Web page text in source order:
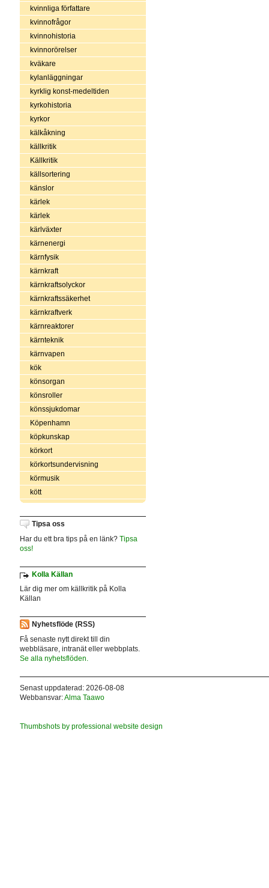
kvinnliga författare
kvinnofrågor
kvinnohistoria
kvinnorörelser
kväkare
kylanläggningar
kyrklig konst-medeltiden
kyrkohistoria
kyrkor
kälkåkning
källkritik
Källkritik
källsortering
känslor
kärlek
kärlek
kärlväxter
kärnenergi
kärnfysik
kärnkraft
kärnkraftsolyckor
kärnkraftssäkerhet
kärnkraftverk
kärnreaktorer
kärnteknik
kärnvapen
kök
könsorgan
könsroller
könssjukdomar
Köpenhamn
köpkunskap
körkort
körkortsundervisning
körmusik
kött
Tipsa oss
Har du ett bra tips på en länk? Tipsa
oss!
Kolla Källan
Lär dig mer om källkritik på Kolla
Källan
Nyhetsflöde (RSS)
Få senaste nytt direkt till din
webbläsare, intranät eller webbplats.
Se alla nyhetsflöden.
Senast uppdaterad: 2026-08-08
Webbansvar:Alma Taawo
Thumbshots by professional website design